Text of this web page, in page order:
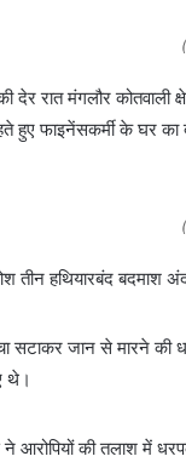
देर रात मंगलौर
हुए फाइनेंसकर्मी के घर
तीन हथियारबंद
सटाकर जान से मारने
थे।
आरोपियों की तलाश में